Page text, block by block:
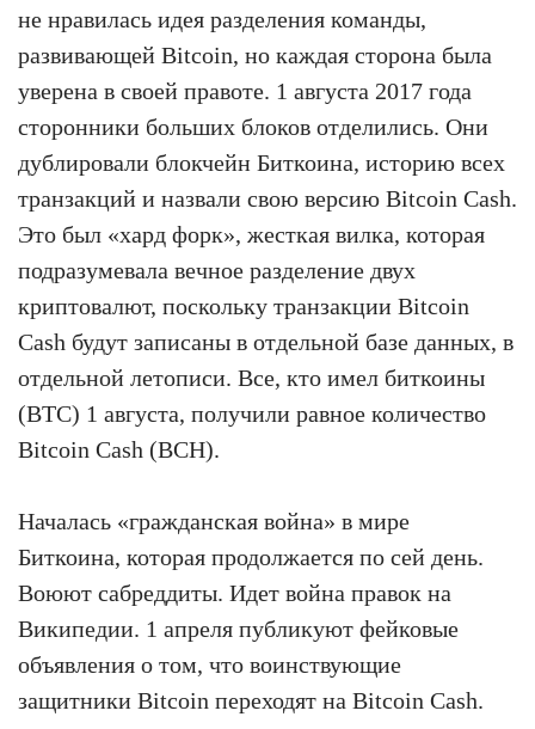
не нравилась идея разделения команды,
развивающей Bitcoin, но каждая сторона была
уверена в своей правоте. 1 августа 2017 года
сторонники больших блоков отделились. Они
дублировали блокчейн Биткоина, историю всех
транзакций и назвали свою версию Bitcoin Cash.
Это был «хард форк», жесткая вилка, которая
подразумевала вечное разделение двух
криптовалют, поскольку транзакции Bitcoin
Cash будут записаны в отдельной базе данных, в
отдельной летописи. Все, кто имел биткоины
(BTC) 1 августа, получили равное количество
Bitcoin Cash (BCH).
Началась «гражданская война» в мире
Биткоина, которая продолжается по сей день.
Воюют сабреддиты. Идет война правок на
Википедии. 1 апреля публикуют фейковые
объявления о том, что воинствующие
защитники Bitcoin переходят на Bitcoin Cash.